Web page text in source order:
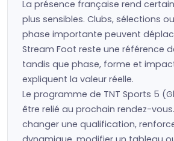
La présence française rend
plus sensibles. Clubs, sélections
phase importante peuvent
Stream Foot reste une référence
tandis que phase, forme et
expliquent la valeur réelle.
Le programme de TNT Sports 5
être relié au prochain rendez-
changer une qualification,